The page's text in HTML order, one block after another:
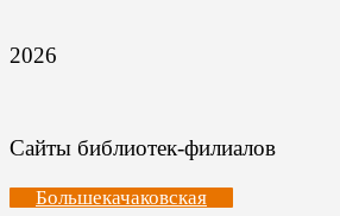
2026
Сайты библиотек-филиалов
Большекачаковская